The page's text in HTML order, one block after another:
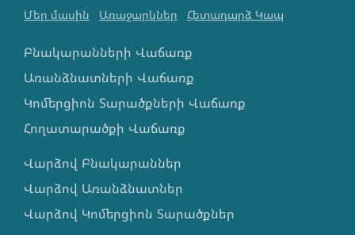
Մեր մասին Առաջարկներ Հետադարձ Կապ
Բնակարանների Վաճառք
Առանձնատների Վաճառք
Կոմերցիոն Տարածքների Վաճառք
Հողատարածքի Վաճառք
Վարձով Բնակարաններ
Վարձով Առանձնատներ
Վարձով Կոմերցիոն Տարածքներ